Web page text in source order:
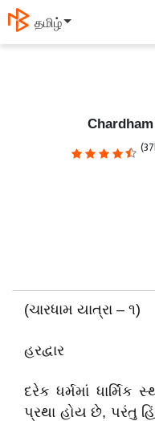
தமிழ்
(ચારધામ યાત્રા – ૧)
હરદ્વાર
દરેક ધર્મમાં ધાર્મિક
પ્રથા હોય છે, પરંતુ